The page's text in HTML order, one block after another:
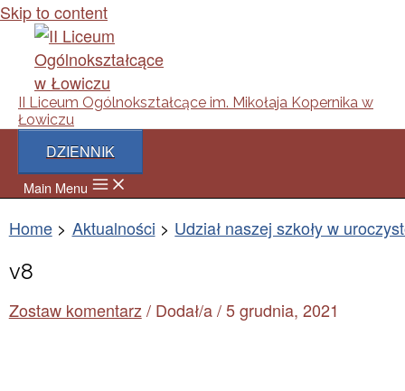
Skip to content
II Liceum Ogólnokształcące im. Mikołaja Kopernika w
Łowiczu
DZIENNIK
Main Menu
Home Aktualności Udział naszej szkoły w
v8
Zostaw komentarz / Dodał/a /5 grudnia, 2021